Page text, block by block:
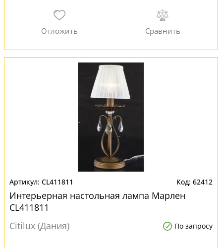
CL411811 62412
Интерьерная настольная лампа Марлен
CL411811
Citilux (Дания)
По запросу